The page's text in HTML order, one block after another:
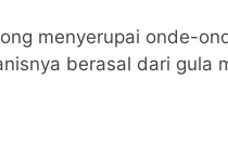
menyerupai onde-
berasal dari gula